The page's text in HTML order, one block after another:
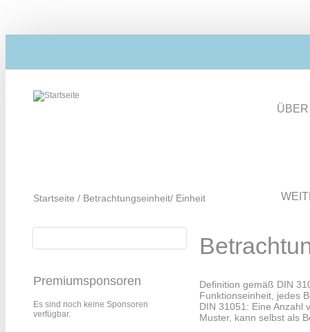
Startseite / Betrachtungseinheit/ Einheit
Suche
Premiumsponsoren
Es sind noch keine Sponsoren
verfügbar.
Definition gemäß DIN
Funktionseinheit, jedes
DIN 31051: Eine Anzahl
Muster, kann selbst als